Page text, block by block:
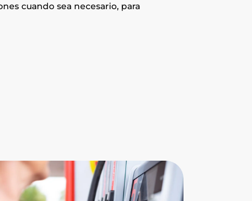
cuando sea necesario, para